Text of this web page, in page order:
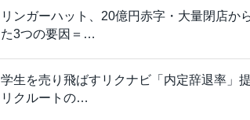
リンガーハット、20億円赤字・大量閉店か
た3つの要因＝…
学生を売り飛ばすリクナビ「内定辞退率」
リクルートの…